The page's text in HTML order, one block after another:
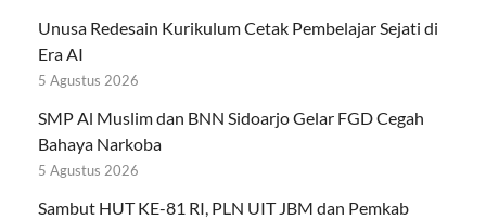
Unusa Redesain Kurikulum Cetak Pembelajar Sejati di
Era AI
5 Agustus 2026
SMP Al Muslim dan BNN Sidoarjo Gelar FGD Cegah
Bahaya Narkoba
5 Agustus 2026
Sambut HUT KE-81 RI, PLN UIT JBM dan Pemkab